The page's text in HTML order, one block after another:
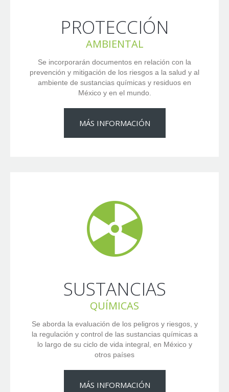
PROTECCIÓN
AMBIENTAL
Se incorporarán documentos en relación con la
prevención y mitigación de los riesgos a la salud y al
ambiente de sustancias químicas y residuos en
México y en el mundo.
MÁS INFORMACIÓN
SUSTANCIAS
QUÍMICAS
Se aborda la evaluación de los peligros y riesgos, y
la regulación y control de las sustancias químicas a
lo largo de su ciclo de vida integral, en México y
otros países
MÁS INFORMACIÓN